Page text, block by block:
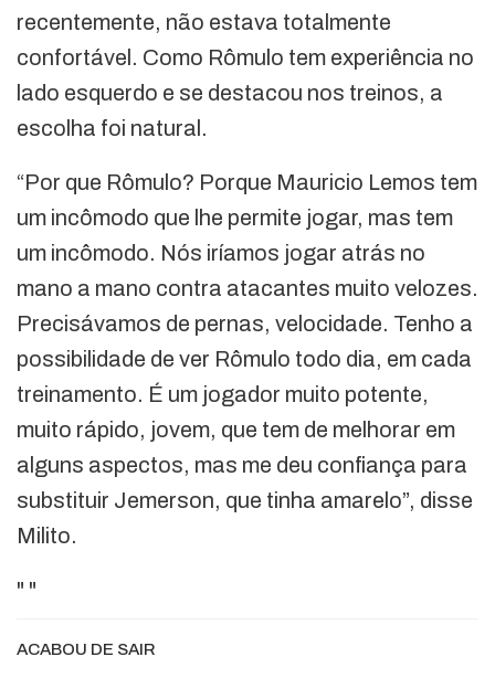
recentemente, não estava totalmente
confortável. Como Rômulo tem experiência no
lado esquerdo e se destacou nos treinos, a
escolha foi natural.
“Por que Rômulo? Porque Mauricio Lemos tem
um incômodo que lhe permite jogar, mas tem
um incômodo. Nós iríamos jogar atrás no
mano a mano contra atacantes muito velozes.
Precisávamos de pernas, velocidade. Tenho a
possibilidade de ver Rômulo todo dia, em cada
treinamento. É um jogador muito potente,
muito rápido, jovem, que tem de melhorar em
alguns aspectos, mas me deu confiança para
substituir Jemerson, que tinha amarelo”, disse
Milito.
" "
ACABOU DE SAIR